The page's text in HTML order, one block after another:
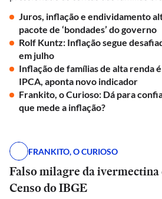
Juros, inflação e endividamento
pacote de ‘bondades’ do governo
Rolf Kuntz: Inflação segue
em julho
Inflação de famílias de alta renda
IPCA, aponta novo indicador
Frankito, o Curioso: Dá para
que mede a inflação?
FRANKITO, O CURIOSO
Falso milagre da ivermectina
Censo do IBGE